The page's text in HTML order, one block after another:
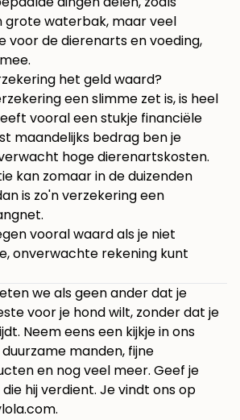
grote waterbak, maar veel
voor de dierenarts en voeding,
het geld waard?
een slimme zet is, is heel
vooral een stukje financiële
maandelijks bedrag ben je
hoge dierenartskosten.
kan zomaar in de duizenden
is zo'n verzekering een
vooral waard als je niet
onverwachte rekening kunt
we als geen ander dat je
voor je hond wilt, zonder dat je
Neem eens een kijkje in ons
manden, fijne
en nog veel meer. Geef je
hij verdient. Je vindt ons op
.